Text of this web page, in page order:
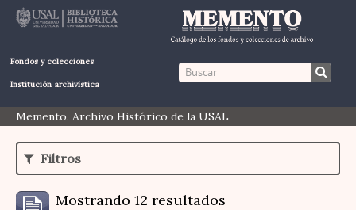
Fondos y colecciones
Institución archivística
Memento. Archivo Histórico de la USAL
Filtros
Mostrando 12 resultados